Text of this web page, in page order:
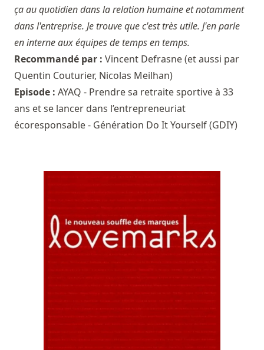
ça au quotidien dans la relation humaine et notamment
dans l'entreprise. Je trouve que c'est très utile. J'en parle
en interne aux équipes de temps en temps.
Recommandé par : Vincent Defrasne(et aussi par
Quentin Couturier, Nicolas Meilhan)
Episode : AYAQ - Prendre sa retraite sportive à 33
ans et se lancer dans l’entrepreneuriat
écoresponsable - Génération Do It Yourself (GDIY)